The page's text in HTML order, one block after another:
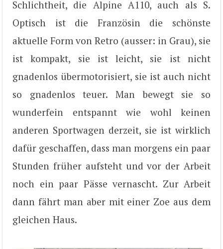
Schlichtheit, die Alpine A110, auch als S.
Optisch ist die Französin die schönste
aktuelle Form von Retro (ausser: in Grau), sie
ist kompakt, sie ist leicht, sie ist nicht
gnadenlos übermotorisiert, sie ist auch nicht
so gnadenlos teuer. Man bewegt sie so
wunderfein entspannt wie wohl keinen
anderen Sportwagen derzeit, sie ist wirklich
dafür geschaffen, dass man morgens ein paar
Stunden früher aufsteht und vor der Arbeit
noch ein paar Pässe vernascht. Zur Arbeit
dann fährt man aber mit einer Zoe aus dem
gleichen Haus.